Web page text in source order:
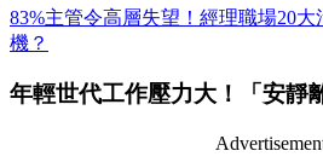
83%主管令高層失望！經理職場20
機？
年輕世代工作壓力大！「安靜